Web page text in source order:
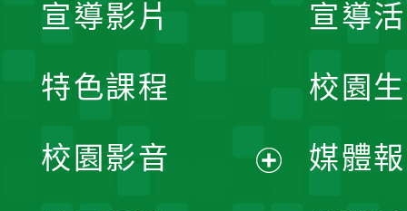
宣導
校園
媒體
宣導影片
特色課程
校園影音